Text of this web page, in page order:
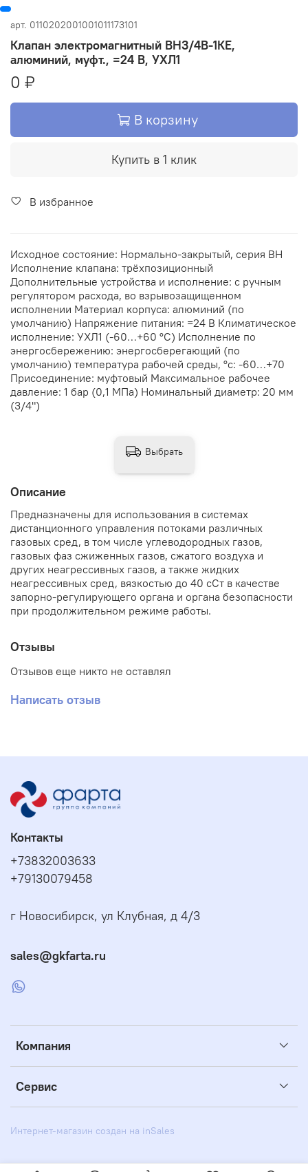
арт. 0110202001001011173101
Клапан электромагнитный ВН3/4В-1КЕ,
алюминий, муфт., =24 В, УХЛ1
0 ₽
В корзину
Купить в 1 клик
В избранное
Исходное состояние: Нормально-закрытый, серия ВН
Исполнение клапана: трёхпозиционный
Дополнительные устройства и исполнение: с ручным
регулятором расхода, во взрывозащищенном
исполнении Материал корпуса: алюминий (по
умолчанию) Напряжение питания: =24 В Климатическое
исполнение: УХЛ1 (-60…+60 °С) Исполнение по
энергосбережению: энергосберегающий (по
умолчанию) температура рабочей среды, °с: -60…+70
Присоединение: муфтовый Максимальное рабочее
давление: 1 бар (0,1 МПа) Номинальный диаметр: 20 мм
(3/4")
Описание
Предназначены для использования в системах
дистанционного управления потоками различных
газовых сред, в том числе углеводородных газов,
газовых фаз сжиженных газов, сжатого воздуха и
других неагрессивных газов, а также жидких
неагрессивных сред, вязкостью до 40 сСт в качестве
запорно-регулирующего органа и органа безопасности
при продолжительном режиме работы.
Отзывы
Отзывов еще никто не оставлял
Написать отзыв
Выбрать
Компания
Сервис
Контакты
+73832003633
+79130079458
г Новосибирск, ул Клубная, д 4/3
sales@gkfarta.ru
Интернет-магазин создан на inSales